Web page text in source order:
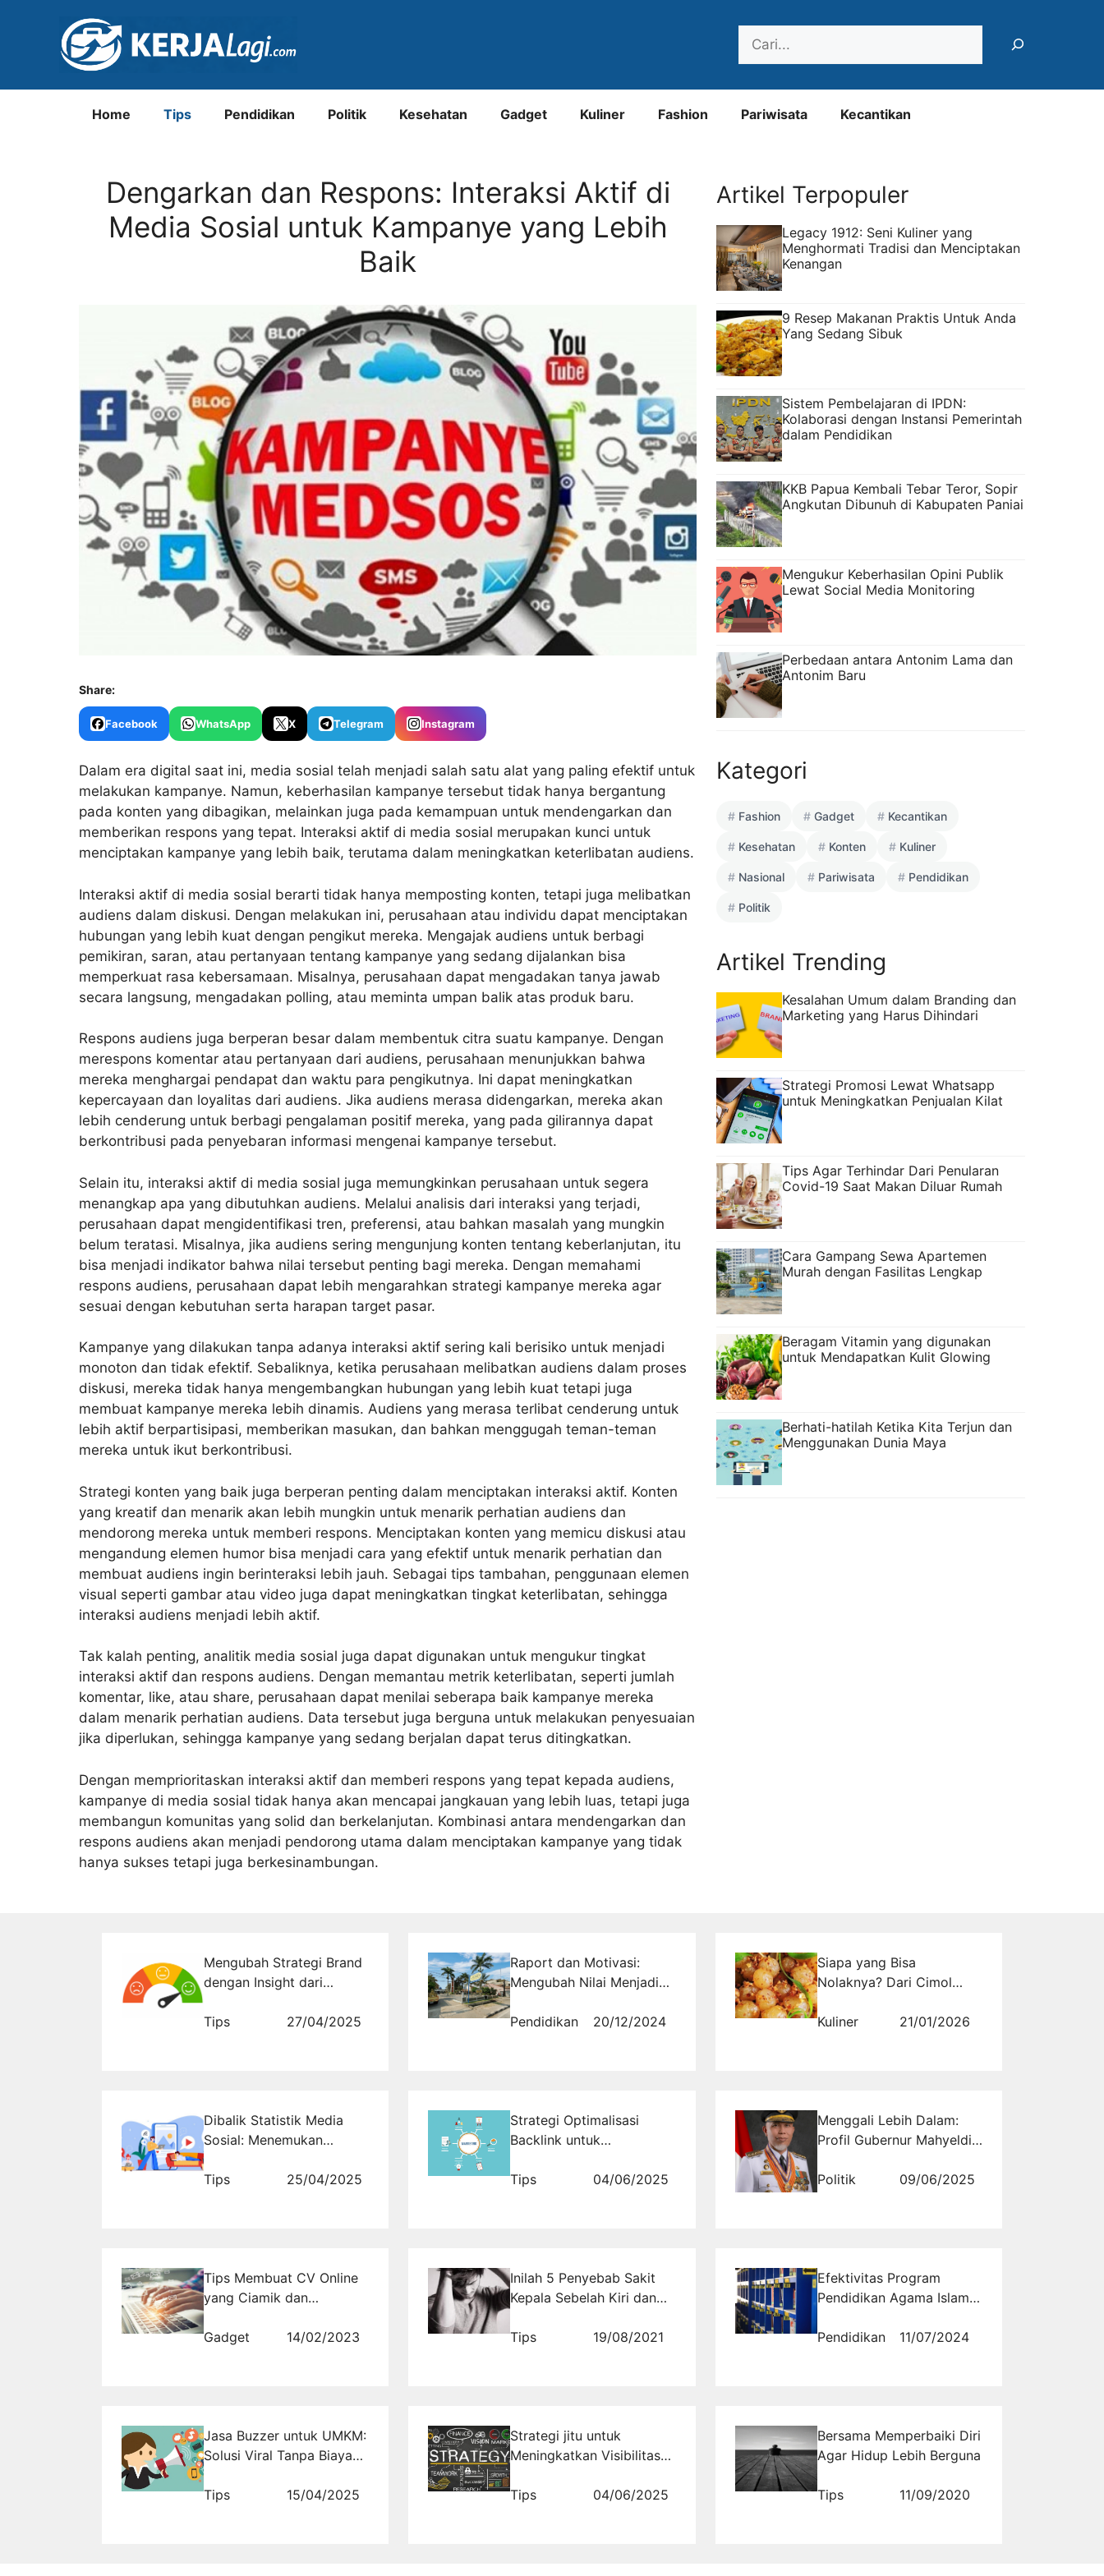
Home Tips Pendidikan Politik Kesehatan Gadget Kuliner Fashion Pariwisata Kecantikan
Dengarkan dan Respons: Interaksi Aktif di
Media Sosial untuk Kampanye yang Lebih
Baik
Share:
Facebook WhatsApp X Telegram Instagram
Dalam era digital saat ini, media sosial telah menjadi salah satu alat yang paling efektif untuk
melakukan kampanye. Namun, keberhasilan kampanye tersebut tidak hanya bergantung
pada konten yang dibagikan, melainkan juga pada kemampuan untuk mendengarkan dan
memberikan respons yang tepat. Interaksi aktif di media sosial merupakan kunci untuk
menciptakan kampanye yang lebih baik, terutama dalam meningkatkan keterlibatan audiens.
Interaksi aktif di media sosial berarti tidak hanya memposting konten, tetapi juga melibatkan
audiens dalam diskusi. Dengan melakukan ini, perusahaan atau individu dapat menciptakan
hubungan yang lebih kuat dengan pengikut mereka. Mengajak audiens untuk berbagi
pemikiran, saran, atau pertanyaan tentang kampanye yang sedang dijalankan bisa
memperkuat rasa kebersamaan. Misalnya, perusahaan dapat mengadakan tanya jawab
secara langsung, mengadakan polling, atau meminta umpan balik atas produk baru.
Respons audiens juga berperan besar dalam membentuk citra suatu kampanye. Dengan
merespons komentar atau pertanyaan dari audiens, perusahaan menunjukkan bahwa
mereka menghargai pendapat dan waktu para pengikutnya. Ini dapat meningkatkan
kepercayaan dan loyalitas dari audiens. Jika audiens merasa didengarkan, mereka akan
lebih cenderung untuk berbagi pengalaman positif mereka, yang pada gilirannya dapat
berkontribusi pada penyebaran informasi mengenai kampanye tersebut.
Selain itu, interaksi aktif di media sosial juga memungkinkan perusahaan untuk segera
menangkap apa yang dibutuhkan audiens. Melalui analisis dari interaksi yang terjadi,
perusahaan dapat mengidentifikasi tren, preferensi, atau bahkan masalah yang mungkin
belum teratasi. Misalnya, jika audiens sering mengunjung konten tentang keberlanjutan, itu
bisa menjadi indikator bahwa nilai tersebut penting bagi mereka. Dengan memahami
respons audiens, perusahaan dapat lebih mengarahkan strategi kampanye mereka agar
sesuai dengan kebutuhan serta harapan target pasar.
Kampanye yang dilakukan tanpa adanya interaksi aktif sering kali berisiko untuk menjadi
monoton dan tidak efektif. Sebaliknya, ketika perusahaan melibatkan audiens dalam proses
diskusi, mereka tidak hanya mengembangkan hubungan yang lebih kuat tetapi juga
membuat kampanye mereka lebih dinamis. Audiens yang merasa terlibat cenderung untuk
lebih aktif berpartisipasi, memberikan masukan, dan bahkan menggugah teman-teman
mereka untuk ikut berkontribusi.
Strategi konten yang baik juga berperan penting dalam menciptakan interaksi aktif. Konten
yang kreatif dan menarik akan lebih mungkin untuk menarik perhatian audiens dan
mendorong mereka untuk memberi respons. Menciptakan konten yang memicu diskusi atau
mengandung elemen humor bisa menjadi cara yang efektif untuk menarik perhatian dan
membuat audiens ingin berinteraksi lebih jauh. Sebagai tips tambahan, penggunaan elemen
visual seperti gambar atau video juga dapat meningkatkan tingkat keterlibatan, sehingga
interaksi audiens menjadi lebih aktif.
Tak kalah penting, analitik media sosial juga dapat digunakan untuk mengukur tingkat
interaksi aktif dan respons audiens. Dengan memantau metrik keterlibatan, seperti jumlah
komentar, like, atau share, perusahaan dapat menilai seberapa baik kampanye mereka
dalam menarik perhatian audiens. Data tersebut juga berguna untuk melakukan penyesuaian
jika diperlukan, sehingga kampanye yang sedang berjalan dapat terus ditingkatkan.
Dengan memprioritaskan interaksi aktif dan memberi respons yang tepat kepada audiens,
kampanye di media sosial tidak hanya akan mencapai jangkauan yang lebih luas, tetapi juga
membangun komunitas yang solid dan berkelanjutan. Kombinasi antara mendengarkan dan
respons audiens akan menjadi pendorong utama dalam menciptakan kampanye yang tidak
hanya sukses tetapi juga berkesinambungan.
Artikel Terpopuler
Legacy 1912: Seni Kuliner yang
Menghormati Tradisi dan Menciptakan
Kenangan
9 Resep Makanan Praktis Untuk Anda
Yang Sedang Sibuk
Sistem Pembelajaran di IPDN:
Kolaborasi dengan Instansi Pemerintah
dalam Pendidikan
KKB Papua Kembali Tebar Teror, Sopir
Angkutan Dibunuh di Kabupaten Paniai
Mengukur Keberhasilan Opini Publik
Lewat Social Media Monitoring
Perbedaan antara Antonim Lama dan
Antonim Baru
Kategori
Fashion Gadget Kecantikan
Kesehatan Konten Kuliner
Nasional Pariwisata Pendidikan
Politik
Artikel Trending
Kesalahan Umum dalam Branding dan
Marketing yang Harus Dihindari
Strategi Promosi Lewat Whatsapp
untuk Meningkatkan Penjualan Kilat
Tips Agar Terhindar Dari Penularan
Covid-19 Saat Makan Diluar Rumah
Cara Gampang Sewa Apartemen
Murah dengan Fasilitas Lengkap
Beragam Vitamin yang digunakan
untuk Mendapatkan Kulit Glowing
Berhati-hatilah Ketika Kita Terjun dan
Menggunakan Dunia Maya
Mengubah Strategi Brand
dengan Insight dari
Tips
27/04/2025
Raport dan Motivasi:
Mengubah Nilai Menjadi
Pendidikan
20/12/2024
Siapa yang Bisa
Nolaknya? Dari Cimol
Bojot sampai Seblak,
Kuliner Bandung Selalu
Kuliner 21/01/2026
Dibalik Statistik Media
Sosial: Menemukan
Bernilai
Tips 25/04/2025
Strategi Optimalisasi
Backlink untuk
Trading Anda
Tips 04/06/2025
Menggali Lebih Dalam:
Profil Gubernur Mahyeldi
Sumatera Barat dan
Politik 09/06/2025
Tips Membuat CV Online
yang Ciamik dan
Gadget
14/02/2023
Inilah 5 Penyebab Sakit
Kepala Sebelah Kiri dan
Tips
19/08/2021
Efektivitas Program
Pendidikan Agama Islam
Masoem
Pendidikan 11/07/2024
Jasa Buzzer untuk UMKM:
Solusi Viral Tanpa Biaya
Tips
15/04/2025
Strategi jitu untuk
Meningkatkan Visibilitas
dengan SEO
Tips 04/06/2025
Bersama Memperbaiki Diri
Agar Hidup Lebih Berguna
Tips 11/09/2020